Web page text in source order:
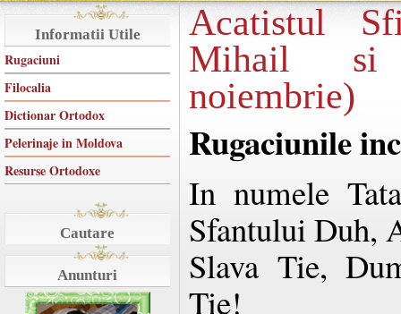
Informatii Utile
Rugaciuni
Filocalia
Dictionar Ortodox
Pelerinaje in Moldova
Resurse Ortodoxe
Cautare
Anunturi
Acatistul
Mihail si
noiembrie)
Rugaciunile
In numele
Sfantului Duh,
Slava Tie,
Tie!